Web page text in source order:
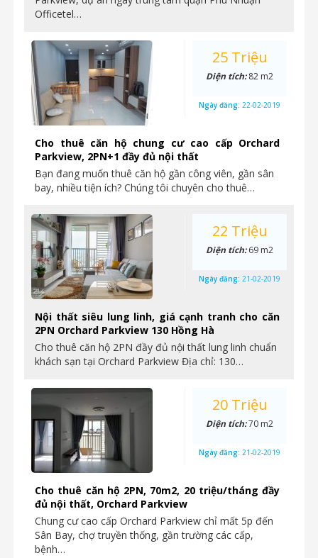
Officetel…
Cho thuê căn hộ chung cư cao cấp Orchard
Parkview, 2PN+1 đầy đủ nội thất
Bạn đang muốn thuê căn hộ gần công viên, gần sân
bay, nhiều tiện ích? Chúng tôi chuyên cho thuê…
25 Triệu
Diện tích:82 m2
Ngày đăng: 22-02-2019
Nội thất siêu lung linh, giá cạnh tranh cho căn
2PN Orchard Parkview 130 Hồng Hà
Cho thuê căn hộ 2PN đầy đủ nội thất lung linh chuẩn
khách sạn tại Orchard Parkview Địa chỉ: 130…
22 Triệu
Diện tích:69 m2
Ngày đăng: 21-02-2019
Cho thuê căn hộ 2PN, 70m2, 20 triệu/tháng đầy
đủ nội thất, Orchard Parkview
Chung cư cao cấp Orchard Parkview chỉ mất 5p đến
Sân Bay, chợ truyền thống, gần trường các cấp,
bệnh…
20 Triệu
Diện tích:70 m2
Ngày đăng: 21-02-2019